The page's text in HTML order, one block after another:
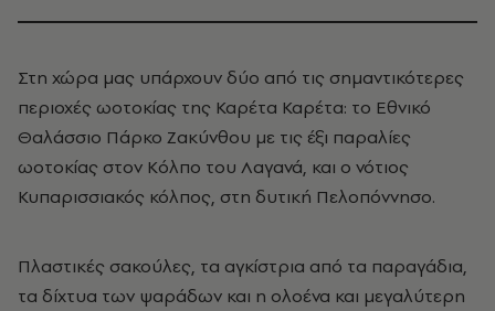
Στη χώρα μας υπάρχουν δύο από τις σημαντικότερες
περιοχές ωοτοκίας της Καρέτα Καρέτα: το Εθνικό
Θαλάσσιο Πάρκο Ζακύνθου με τις έξι παραλίες
ωοτοκίας στον Κόλπο του Λαγανά, και ο νότιος
Κυπαρισσιακός κόλπος, στη δυτική Πελοπόννησο.
Πλαστικές σακούλες, τα αγκίστρια από τα παραγάδια,
τα δίχτυα των ψαράδων και η ολοένα και μεγαλύτερη